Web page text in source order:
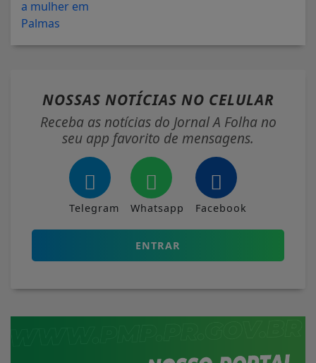
NOSSAS NOTÍCIAS NO CELULAR
Receba as notícias do Jornal A Folha no
seu app favorito de mensagens.
Telegram Whatsapp Facebook
ENTRAR